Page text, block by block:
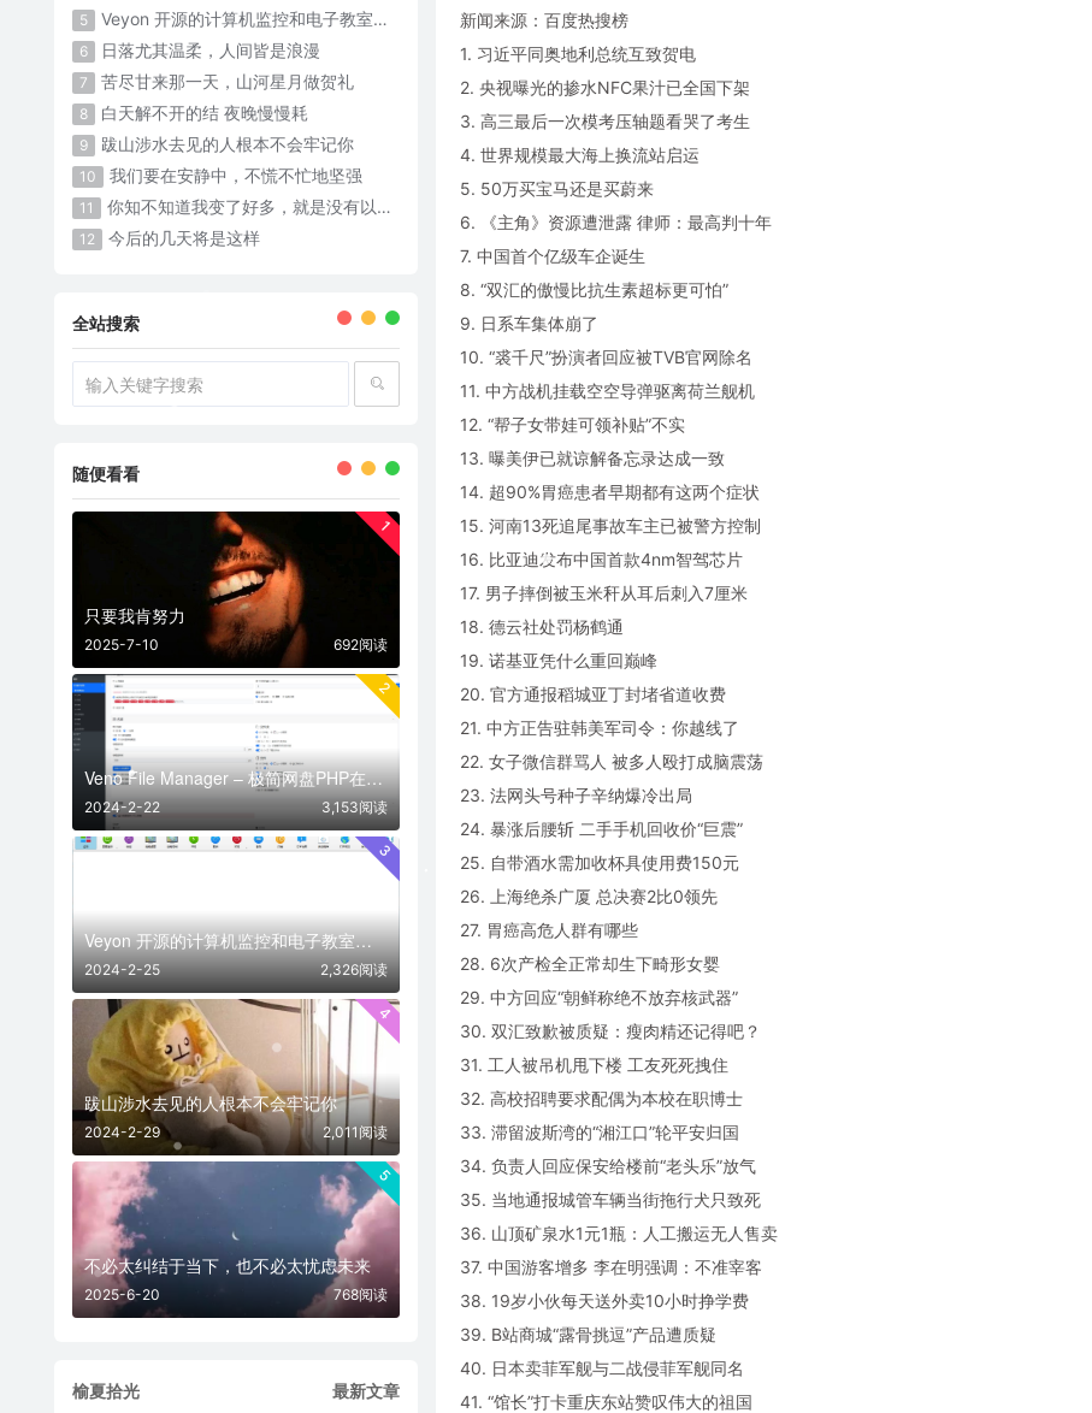
新闻来源：百度热搜榜
1. 习近平同奥地利总统互致贺电
2. 央视曝光的掺水NFC果汁已全国下架
3. 高三最后一次模考压轴题看哭了考生
4. 世界规模最大海上换流站启运
5. 50万买宝马还是买蔚来
6. 《主角》资源遭泄露 律师：最高判十年
7. 中国首个亿级车企诞生
8. “双汇的傲慢比抗生素超标更可怕”
9. 日系车集体崩了
10. “裘千尺”扮演者回应被TVB官网除名
11. 中方战机挂载空空导弹驱离荷兰舰机
12. “帮子女带娃可领补贴”不实
13. 曝美伊已就谅解备忘录达成一致
14. 超90%胃癌患者早期都有这两个症状
15. 河南13死追尾事故车主已被警方控制
16. 比亚迪发布中国首款4nm智驾芯片
17. 男子摔倒被玉米秆从耳后刺入7厘米
18. 德云社处罚杨鹤通
19. 诺基亚凭什么重回巅峰
20. 官方通报稻城亚丁封堵省道收费
21. 中方正告驻韩美军司令：你越线了
22. 女子微信群骂人 被多人殴打成脑震荡
23. 法网头号种子辛纳爆冷出局
24. 暴涨后腰斩 二手手机回收价“巨震”
25. 自带酒水需加收杯具使用费150元
26. 上海绝杀广厦 总决赛2比0领先
27. 胃癌高危人群有哪些
28. 6次产检全正常却生下畸形女婴
29. 中方回应“朝鲜称绝不放弃核武器”
30. 双汇致歉被质疑：瘦肉精还记得吧？
31. 工人被吊机甩下楼 工友死死拽住
32. 高校招聘要求配偶为本校在职博士
33. 滞留波斯湾的“湘江口”轮平安归国
34. 负责人回应保安给楼前“老头乐”放气
35. 当地通报城管车辆当街拖行犬只致死
36. 山顶矿泉水1元1瓶：人工搬运无人售卖
37. 中国游客增多 李在明强调：不准宰客
38. 19岁小伙每天送外卖10小时挣学费
39. B站商城“露骨挑逗”产品遭质疑
40. 日本卖菲军舰与二战侵菲军舰同名
41. “馆长”打卡重庆东站赞叹伟大的祖国
5 Veyon 开源的计算机监控和电子教室管理软件
6 日落尤其温柔，人间皆是浪漫
7 苦尽甘来那一天，山河星月做贺礼
8 白天解不开的结 夜晚慢慢耗 ​​​
9 跋山涉水去见的人根本不会牢记你
10 我们要在安静中，不慌不忙地坚强
11 你知不知道我变了好多，就是没有以前那么可爱了
12 今后的几天将是这样
全站搜索
随便看看
1
只要我肯努力
2025-7-10 692阅读
2
Veno File Manager – 极简网盘PHP在线网盘系统- v4.1
2024-2-22 3,153阅读
3
Veyon 开源的计算机监控和电子教室管理软件
2024-2-25 2,326阅读
4
跋山涉水去见的人根本不会牢记你
2024-2-29 2,011阅读
5
不必太纠结于当下，也不必太忧虑未来
2025-6-20 768阅读
榆夏拾光 最新文章